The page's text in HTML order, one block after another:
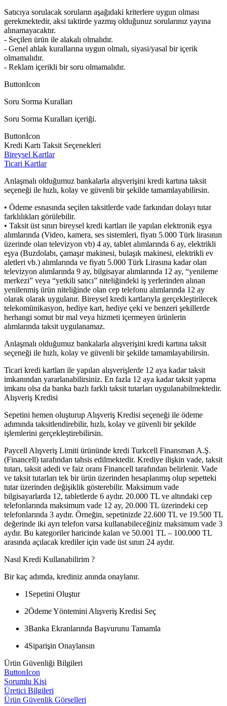
Satıcıya sorulacak soruların aşağıdaki kriterlere uygun olması
gerekmektedir, aksi taktirde yazmış olduğunuz sorularınız yayına
alınamayacaktır.
- Seçilen ürün ile alakalı olmalıdır.
- Genel ahlak kurallarına uygun olmalı, siyasi/yasal bir içerik
olmamalıdır.
- Reklam içerikli bir soru olmamalıdır.
ButtonIcon
Soru Sorma Kuralları
Soru Sorma Kuralları içeriği.
ButtonIcon
Kredi Kartı Taksit Seçenekleri
Bireysel Kartlar
Ticari Kartlar
Anlaşmalı olduğumuz bankalarla alışverişini kredi kartına taksit
seçeneği ile hızlı, kolay ve güvenli bir şekilde tamamlayabilirsin.
• Ödeme esnasında seçilen taksitlerde vade farkından dolayı tutar
farklılıkları görülebilir.
• Taksit üst sınırı bireysel kredi kartları ile yapılan elektronik eşya
alımlarında (Video, kamera, ses sistemleri, fiyatı 5.000 Türk lirasının
üzerinde olan televizyon vb) 4 ay, tablet alımlarında 6 ay, elektrikli
eşya (Buzdolabı, çamaşır makinesi, bulaşık makinesi, elektrikli ev
aletleri vb.) alımlarında ve fiyatı 5.000 Türk Lirasına kadar olan
televizyon alımlarında 9 ay, bilgisayar alımlarında 12 ay, “yenileme
merkezi” veya “yetkili satıcı” niteliğindeki iş yerlerinden alınan
yenilenmiş ürün niteliğinde olan cep telefonu alımlarında 12 ay
olarak olarak uygulanır. Bireysel kredi kartlarıyla gerçekleştirilecek
telekomünikasyon, hediye kart, hediye çeki ve benzeri şekillerde
herhangi somut bir mal veya hizmeti içermeyen ürünlerin
alımlarında taksit uygulanamaz.
Anlaşmalı olduğumuz bankalarla alışverişini kredi kartına taksit
seçeneği ile hızlı, kolay ve güvenli bir şekilde tamamlayabilirsin.
Ticari kredi kartları ile yapılan alışverişlerde 12 aya kadar taksit
imkanından yararlanabilirsiniz. En fazla 12 aya kadar taksit yapma
imkanı olsa da banka bazlı farklı taksit tutarları uygulanabilmektedir.
Alışveriş Kredisi
Sepetini hemen oluşturup Alışveriş Kredisi seçeneği ile ödeme
adımında taksitlendirebilir, hızlı, kolay ve güvenli bir şekilde
işlemlerini gerçekleştirebilirsin.
Paycell Alışveriş Limiti ürününde kredi Turkcell Finansman A.Ş.
(Financell) tarafından tahsis edilmektedir. Krediye ilişkin vade, taksit
tutarı, taksit adedi ve faiz oranı Financell tarafından belirlenir. Vade
ve taksit tutarları tek bir ürün üzerinden hesaplanmış olup sepetteki
tutar üzerinden değişiklik gösterebilir. Maksimum vade
bilgisayarlarda 12, tabletlerde 6 aydır. 20.000 TL ve altındaki cep
telefonlarında maksimum vade 12 ay, 20.000 TL üzerindeki cep
telefonlarında 3 aydır. Örneğin, sepetinizde 22.600 TL ve 19.500 TL
değerinde iki ayrı telefon varsa kullanabileceğiniz maksimum vade 3
aydır. Bu kategoriler haricinde kalan ve 50.001 TL – 100.000 TL
arasında açılacak krediler için vade üst sınırı 24 aydır.
Nasıl Kredi Kullanabilirim ?
Bir kaç adımda, krediniz anında onaylanır.
1 Sepetini Oluştur
2Ödeme Yöntemini Alışveriş Kredisi Seç
3Banka Ekranlarında Başvurunu Tamamla
4Siparişin Onaylansın
Ürün Güvenliği Bilgileri
ButtonIcon
Sorumlu Kişi
Üretici Bilgileri
Ürün Güvenlik Görselleri